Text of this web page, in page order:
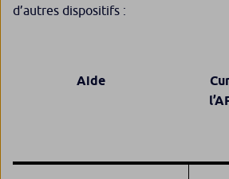
d’autres dispositifs :
Aide